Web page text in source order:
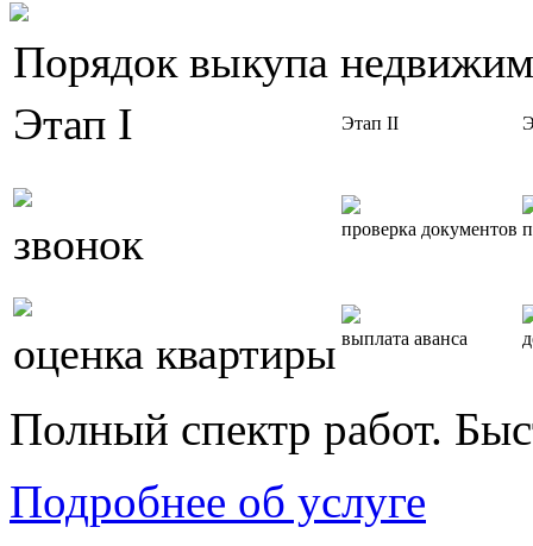
Порядок выкупа
Этап I
Этап II
звонок проверка документов
оценка квартиры выплата аванса
Полный спектр работ.
Подробнее об услуге